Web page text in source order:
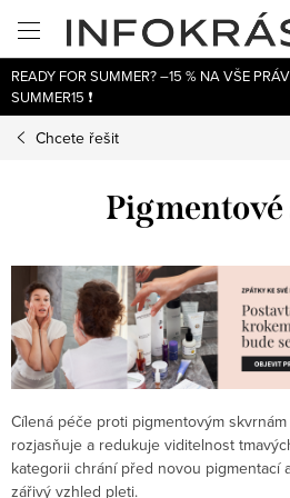
obsah
READY FOR SUMMER? –15 % NA VŠE
SUMMER15 ❗
Chcete řešit
Cílená péče proti pigmentovým
rozjasňuje a redukuje viditelnost
kategorii chrání před novou pigmentací
zářivý vzhled pleti.